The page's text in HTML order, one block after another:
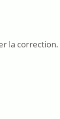
la correction.